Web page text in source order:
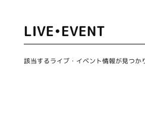
LIVE•EVENT
該当するライブ・イベント情報が見つか